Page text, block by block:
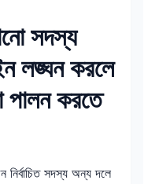
সদস্য
লঙ্ঘন করলে
পালন করতে
সদস্য অন্য দলে